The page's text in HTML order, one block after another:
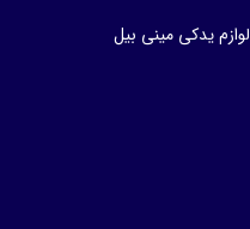
لوازم یدکی مینی بیل